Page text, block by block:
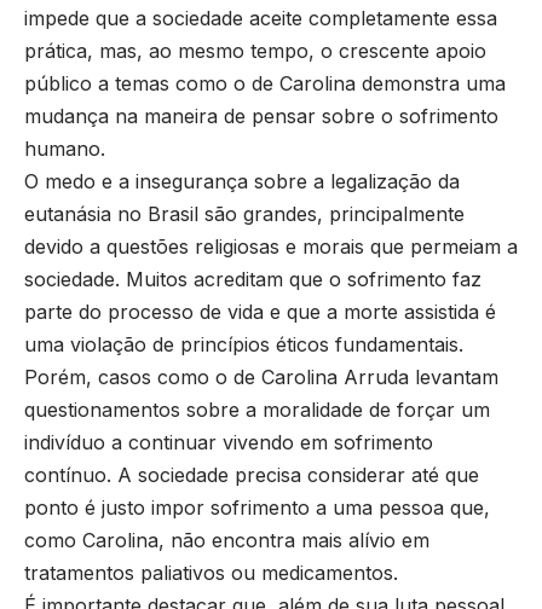
impede que a sociedade aceite completamente essa
prática, mas, ao mesmo tempo, o crescente apoio
público a temas como o de Carolina demonstra uma
mudança na maneira de pensar sobre o sofrimento
humano.
O medo e a insegurança sobre a legalização da
eutanásia no Brasil são grandes, principalmente
devido a questões religiosas e morais que permeiam a
sociedade. Muitos acreditam que o sofrimento faz
parte do processo de vida e que a morte assistida é
uma violação de princípios éticos fundamentais.
Porém, casos como o de Carolina Arruda levantam
questionamentos sobre a moralidade de forçar um
indivíduo a continuar vivendo em sofrimento
contínuo. A sociedade precisa considerar até que
ponto é justo impor sofrimento a uma pessoa que,
como Carolina, não encontra mais alívio em
tratamentos paliativos ou medicamentos.